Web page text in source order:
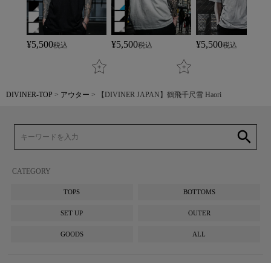
¥5,500税込 ¥5,500税込 ¥5,500税込
DIVINER-TOP アウター 【DIVINER JAPAN】鶴飛千尺雪 Haori
search
CATEGORY
TOPS BOTTOMS
SET UP OUTER
GOODS ALL